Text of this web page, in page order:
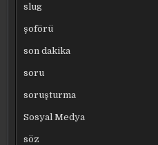
slug
şoförü
son dakika
soru
soruşturma
Sosyal Medya
söz